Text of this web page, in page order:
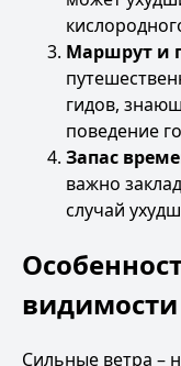
Маршрут и
гидов,
поведение
Запас
важно
случай
видимости
Сильные ветра –